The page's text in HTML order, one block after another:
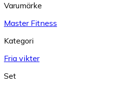
Varumärke
Master Fitness
Kategori
Fria vikter
Set